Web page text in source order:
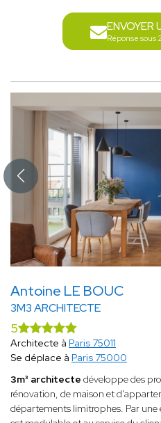
ENVOYER
Réponse sous
Antoine LE BOUC
3M3 ARCHITECTE
5
Architecte à Paris 75011
Se déplace à Paris 75000
3m³ architecte développe des
rénovation, de maison et
départements limitrophes. Par